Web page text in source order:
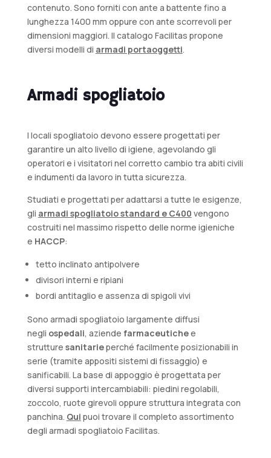
contenuto. Sono forniti con ante a battente fino a
lunghezza 1400 mm oppure con ante scorrevoli per
dimensioni maggiori. Il catalogo Facilitas propone
diversi modelli di armadi portaoggetti.
Armadi spogliatoio
I locali spogliatoio devono essere progettati per
garantire un alto livello di igiene, agevolando gli
operatori e i visitatori nel corretto cambio tra abiti civili
e indumenti da lavoro in tutta sicurezza.
Studiati e progettati per adattarsi a tutte le esigenze,
gli armadi spogliatoio standard e C400 vengono
costruiti nel massimo rispetto delle norme igieniche
e HACCP:
tetto inclinato antipolvere
divisori interni e ripiani
bordi antitaglio e assenza di spigoli vivi
Sono armadi spogliatoio largamente diffusi
negli ospedali, aziende farmaceutichee
strutture sanitarieperché facilmente posizionabili in
serie (tramite appositi sistemi di fissaggio) e
sanificabili. La base di appoggio è progettata per
diversi supporti intercambiabili: piedini regolabili,
zoccolo, ruote girevoli oppure struttura integrata con
panchina. Qui puoi trovare il completo assortimento
degli armadi spogliatoio Facilitas.